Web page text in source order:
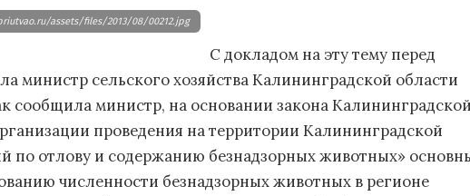
assets/files/2013/08/00212.jpg
С докладом на эту тему перед
министр сельского хозяйства Калининградской области
сообщила министр, на основании закона Калининградской
проведения на территории Калининградской
по отлову и содержанию безнадзорных животных»
численности безнадзорных животных в регионе